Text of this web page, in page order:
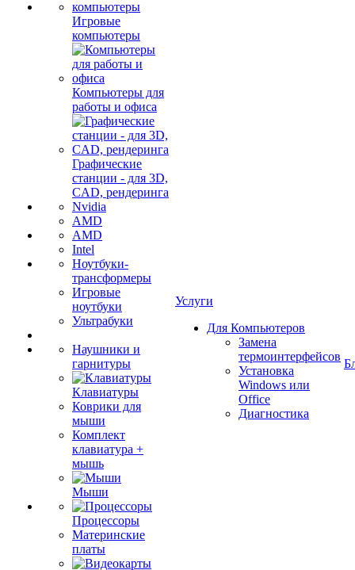
Игровые
компьютеры
Компьютеры для
работы и офиса
Графические
станции - для 3D,
CAD, рендеринга
Nvidia
AMD
AMD
Intel
Ноутбуки-
трансформеры
Игровые
ноутбуки
Ультрабуки
Наушники и
гарнитуры
Клавиатуры
Коврики для
мыши
Комплект
клавиатура +
мышь
Мыши
Процессоры
Материнские
платы
Услуги
Для Компьютеров
Замена
термоинтерфейсов
Установка
Windows или
Office
Диагностика